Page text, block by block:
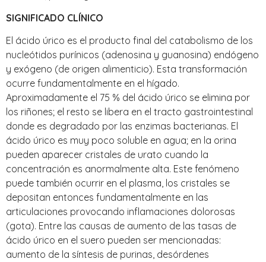
SIGNIFICADO CLÍNICO
El ácido úrico es el producto final del catabolismo de los
nucleótidos purínicos (adenosina y guanosina) endógeno
y exógeno (de origen alimenticio). Esta transformación
ocurre fundamentalmente en el hígado.
Aproximadamente el 75 % del ácido úrico se elimina por
los riñones; el resto se libera en el tracto gastrointestinal
donde es degradado por las enzimas bacterianas. El
ácido úrico es muy poco soluble en agua; en la orina
pueden aparecer cristales de urato cuando la
concentración es anormalmente alta. Este fenómeno
puede también ocurrir en el plasma, los cristales se
depositan entonces fundamentalmente en las
articulaciones provocando inflamaciones dolorosas
(gota). Entre las causas de aumento de las tasas de
ácido úrico en el suero pueden ser mencionadas:
aumento de la síntesis de purinas, desórdenes